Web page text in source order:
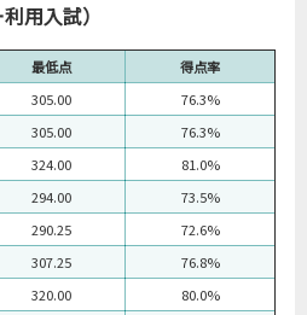
用入試）
最低点
得点率
305.00
76.3%
305.00
76.3%
324.00
81.0%
294.00
73.5%
290.25
72.6%
307.25
76.8%
320.00
80.0%